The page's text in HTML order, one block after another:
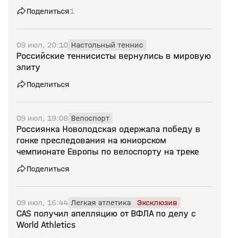
Поделиться1
09 июл, 20:10 Настольный теннис
Российские теннисисты вернулись в мировую
элиту
Поделиться
09 июл, 19:08 Велоспорт
Россиянка Новолодская одержала победу в
гонке преследования на юниорском
чемпионате Европы по велоспорту на треке
Поделиться
09 июл, 16:44 Легкая атлетика Эксклюзив
CAS получил апелляцию от ВФЛА по делу с
World Athletics